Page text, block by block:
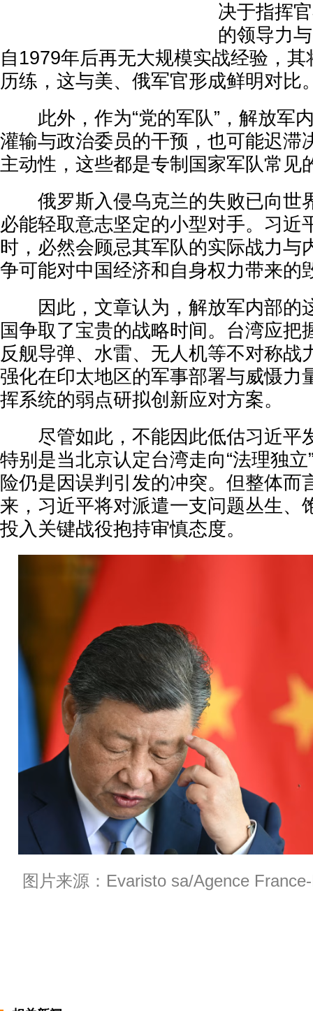
决于指挥
的领导力
自1979年后再无大规模实战经验，
历练，这与美、俄军官形成鲜明对比
此外，作为“党的军队”，解放军
灌输与政治委员的干预，也可能迟滞
主动性，这些都是专制国家军队常见
俄罗斯入侵乌克兰的失败已向世
必能轻取意志坚定的小型对手。习近
时，必然会顾忌其军队的实际战力与
争可能对中国经济和自身权力带来的
因此，文章认为，解放军内部的
国争取了宝贵的战略时间。台湾应把
反舰导弹、水雷、无人机等不对称战
强化在印太地区的军事部署与威慑力
挥系统的弱点研拟创新应对方案。
尽管如此，不能因此低估习近平
特别是当北京认定台湾走向“法理独
险仍是因误判引发的冲突。但整体而
来，习近平将对派遣一支问题丛生、
投入关键战役抱持审慎态度。
图片来源：Evaristo sa/Agence